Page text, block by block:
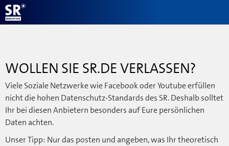
WOLLEN SIE SR.DE VERLASSEN?
Viele Soziale Netzwerke wie Facebook oder Youtube erfüllen
nicht die hohen Datenschutz-Standards des SR. Deshalb solltet
Ihr bei diesen Anbietern besonders auf Eure persönlichen
Daten achten.
Unser Tipp: Nur das posten und angeben, was Ihr theoretisch